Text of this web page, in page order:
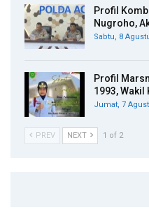
Profil
Nugroho,
Sabtu, 8
Profil
1993, Wakil
Jumat, 7
PREV NEXT 1 of 2